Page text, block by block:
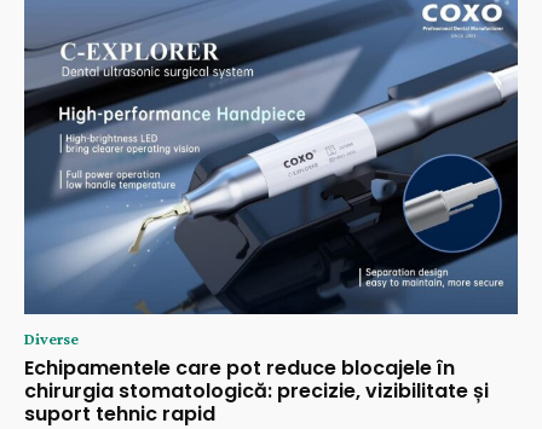
Diverse
Echipamentele care pot reduce blocajele în
chirurgia stomatologică: precizie, vizibilitate și
suport tehnic rapid